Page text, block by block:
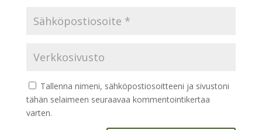
Tallenna nimeni, sähköpostiosoitteeni ja sivustoni
tähän selaimeen seuraavaa kommentointikertaa
varten.